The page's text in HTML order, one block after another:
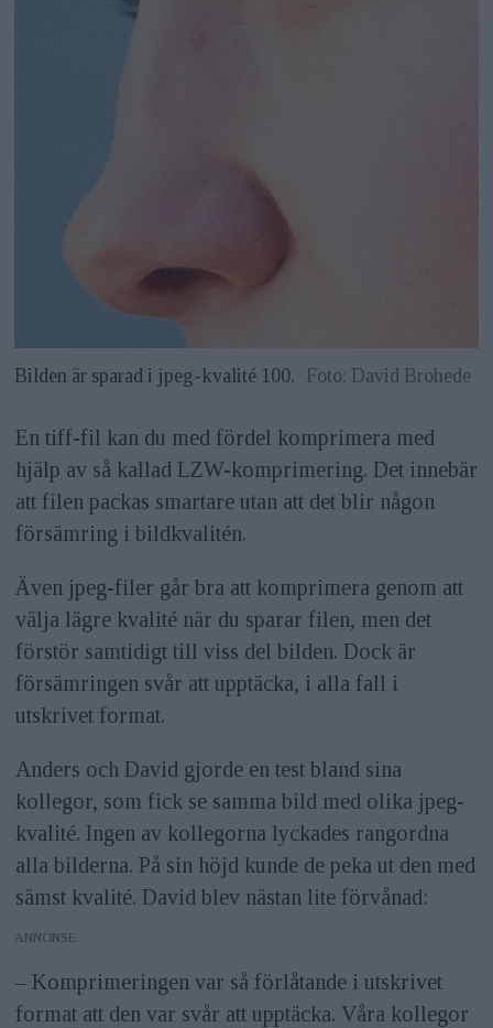
Bilden är sparad i jpeg-kvalité 100. Foto: David Brohede
En tiff-fil kan du med fördel komprimera med
hjälp av så kallad LZW-komprimering. Det innebär
att filen packas smartare utan att det blir någon
försämring i bildkvalitén.
Även jpeg-filer går bra att komprimera genom att
välja lägre kvalité när du sparar filen, men det
förstör samtidigt till viss del bilden. Dock är
försämringen svår att upptäcka, i alla fall i
utskrivet format.
Anders och David gjorde en test bland sina
kollegor, som fick se samma bild med olika jpeg-
kvalité. Ingen av kollegorna lyckades rangordna
alla bilderna. På sin höjd kunde de peka ut den med
sämst kvalité. David blev nästan lite förvånad:
ANNONS
– Komprimeringen var så förlåtande i ut­skrivet
format att den var svår att upptäcka. Våra kollegor